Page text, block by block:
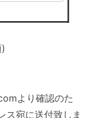
より確認のた
ス宛に送付致しま